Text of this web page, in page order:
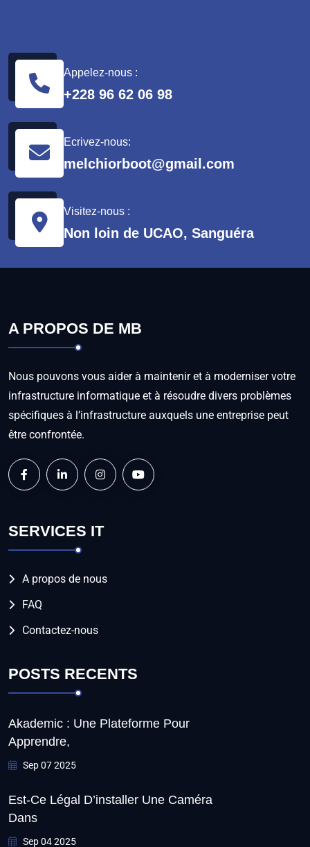
Appelez-nous :
+228 96 62 06 98
Ecrivez-nous:
melchiorboot@gmail.com
Visitez-nous :
Non loin de UCAO, Sanguéra
A PROPOS DE MB
Nous pouvons vous aider à maintenir et à moderniser votre
infrastructure informatique et à résoudre divers problèmes
spécifiques à l’infrastructure auxquels une entreprise peut
être confrontée.
SERVICES IT
A propos de nous
FAQ
Contactez-nous
POSTS RECENTS
Akademic : Une Plateforme Pour
Apprendre,
Sep 07 2025
Est-Ce Légal D’installer Une Caméra
Dans
Sep 04 2025